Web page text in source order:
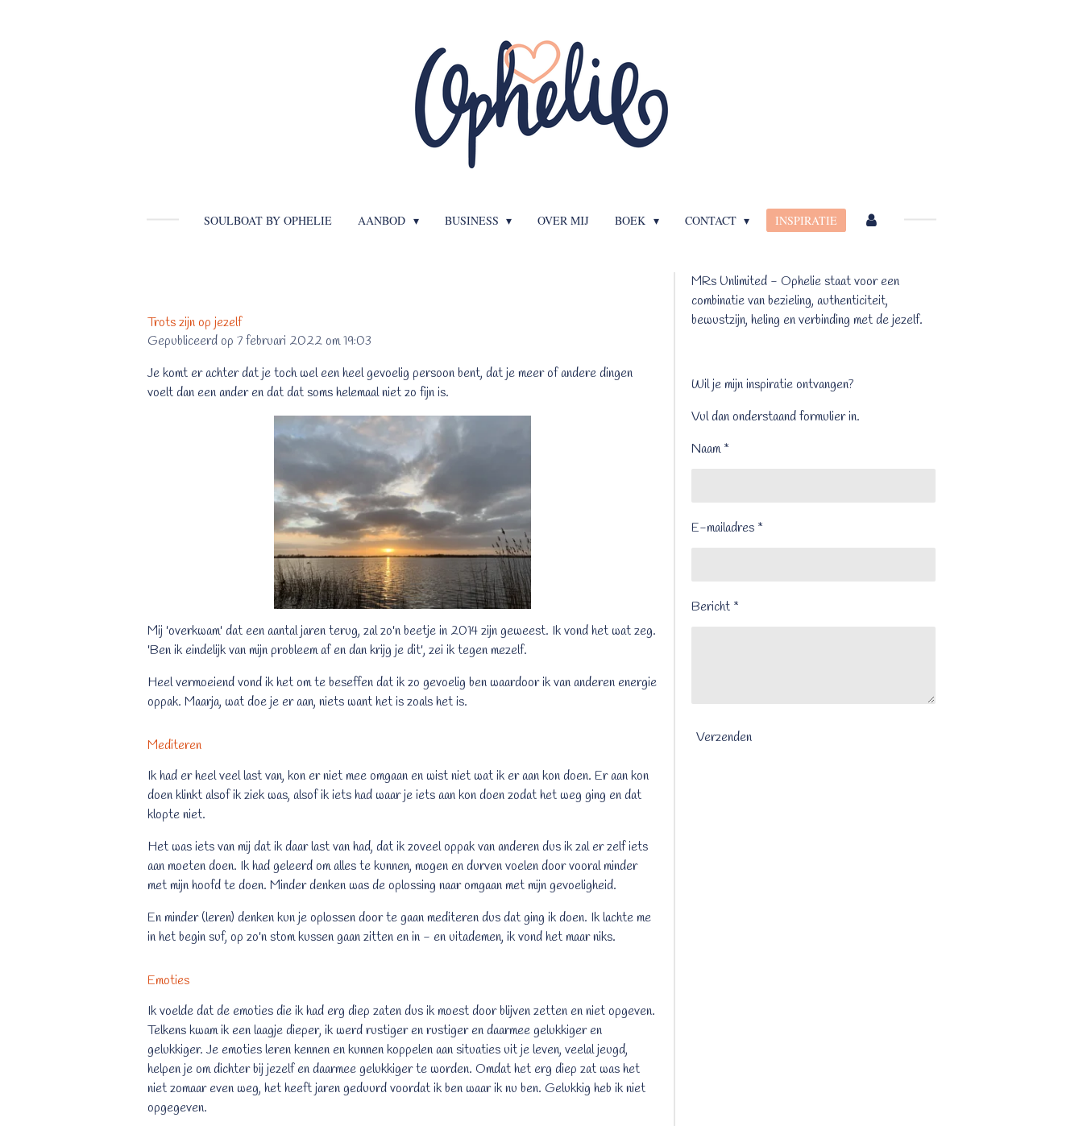
SOULBOAT BY OPHELIE AANBOD BUSINESS OVER MIJ BOEK CONTACT INSPIRATIE
Trots zijn op jezelf
Gepubliceerd op 7 februari 2022 om 19:03
Je komt er achter dat je toch wel een heel gevoelig persoon bent, dat je meer of andere dingen
voelt dan een ander en dat dat soms helemaal niet zo fijn is.
Mij 'overkwam' dat een aantal jaren terug, zal zo'n beetje in 2014 zijn geweest. Ik vond het wat zeg.
'Ben ik eindelijk van mijn probleem af en dan krijg je dit', zei ik tegen mezelf.
Heel vermoeiend vond ik het om te beseffen dat ik zo gevoelig ben waardoor ik van anderen energie
oppak. Maarja, wat doe je er aan, niets want het is zoals het is.
Mediteren
Ik had er heel veel last van, kon er niet mee omgaan en wist niet wat ik er aan kon doen. Er aan kon
doen klinkt alsof ik ziek was, alsof ik iets had waar je iets aan kon doen zodat het weg ging en dat
klopte niet.
Het was iets van mij dat ik daar last van had, dat ik zoveel oppak van anderen dus ik zal er zelf iets
aan moeten doen. Ik had geleerd om alles te kunnen, mogen en durven voelen door vooral minder
met mijn hoofd te doen. Minder denken was de oplossing naar omgaan met mijn gevoeligheid.
En minder (leren) denken kun je oplossen door te gaan mediteren dus dat ging ik doen. Ik lachte me
in het begin suf, op zo'n stom kussen gaan zitten en in - en uitademen, ik vond het maar niks.
Emoties
Ik voelde dat de emoties die ik had erg diep zaten dus ik moest door blijven zetten en niet opgeven.
Telkens kwam ik een laagje dieper, ik werd rustiger en rustiger en daarmee gelukkiger en
gelukkiger. Je emoties leren kennen en kunnen koppelen aan situaties uit je leven, veelal jeugd,
helpen je om dichter bij jezelf en daarmee gelukkiger te worden. Omdat het erg diep zat was het
niet zomaar even weg, het heeft jaren geduurd voordat ik ben waar ik nu ben. Gelukkig heb ik niet
opgegeven.
MRs Unlimited - Ophelie staat voor een
combinatie van bezieling, authenticiteit,
bewustzijn, heling en verbinding met de jezelf.
Wil je mijn inspiratie ontvangen?
Vul dan onderstaand formulier in.
Naam *
E-mailadres *
Bericht *
Verzenden